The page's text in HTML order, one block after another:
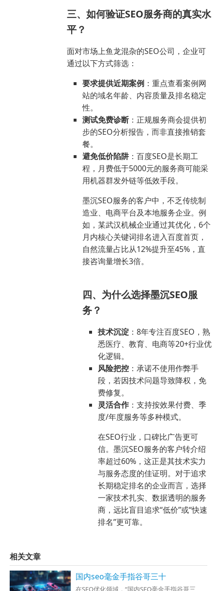
三、如何验证SEO服务商的真实水
平？
面对市场上鱼龙混杂的SEO公司，企业可
通过以下方式筛选：
要求提供近期案例 ：重点查看案例网
站的域名年龄、内容质量及排名稳定
性。
测试免费诊断 ：正规服务商会提供初
步的SEO分析报告，而非直接推销套
餐。
避免低价陷阱 ：百度SEO是长期工
程，月费低于5000元的服务商可能采
用机器群发外链等低效手段。
墨沉SEO服务的客户中，不乏传统制
造业、电商平台及本地服务企业。例
如，某武汉机械企业通过其优化，6个
月内核心关键词排名进入百度首页，
自然流量占比从12%提升至45%，直
接咨询量增长3倍。
四、为什么选择墨沉SEO服
务？
技术沉淀 ：8年专注百度SEO，熟
悉医疗、教育、电商等20+行业优
化逻辑。
风险把控 ：承诺不使用作弊手
段，若因技术问题导致降权，免
费修复。
灵活合作 ：支持按效果付费、季
度/年度服务等多种模式。
在SEO行业，口碑比广告更可
信。墨沉SEO服务的客户转介绍
率超过60%，这正是其技术实力
与服务态度的佳证明。对于追求
长期稳定排名的企业而言，选择
一家技术扎实、数据透明的服务
商，远比盲目追求“低价”或“快速
排名”更可靠。
相关文章
国内seo毫金手指谷哥三十
在SEO优化领域，“国内SEO毫金手指谷哥三